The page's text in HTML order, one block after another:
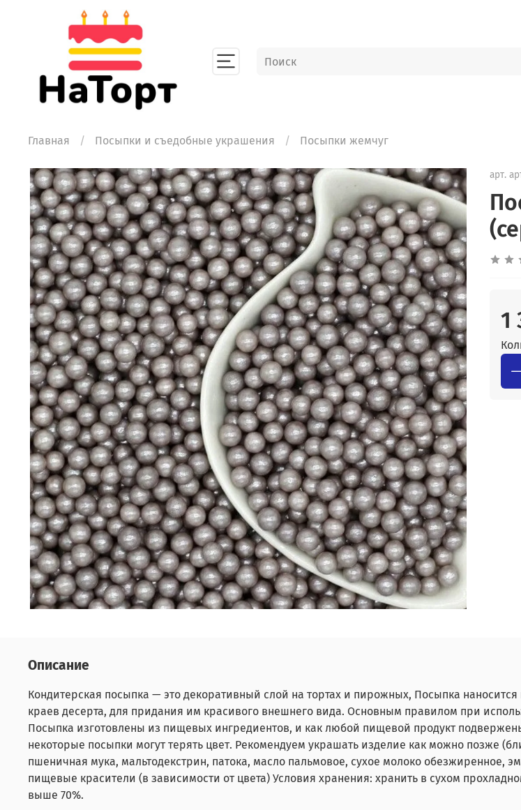
Главная Посыпки и съедобные украшения Посыпки жемчуг
арт.
1
Описание
Кондитерская посыпка — это декоративный слой на тортах и пирожных, Посыпка
краев десерта, для придания им красивого внешнего вида. Основным правилом при
Посыпка изготовлены из пищевых ингредиентов, и как любой пищевой продукт
некоторые посыпки могут терять цвет. Рекомендуем украшать изделие как можно позже
пшеничная мука, мальтодекстрин, патока, масло пальмовое, сухое молоко обезжиренное,
пищевые красители (в зависимости от цвета) Условия хранения: хранить в сухом
выше 70%.